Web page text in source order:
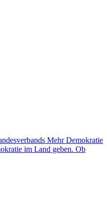
Mehr Demokratie
im Land geben. Ob